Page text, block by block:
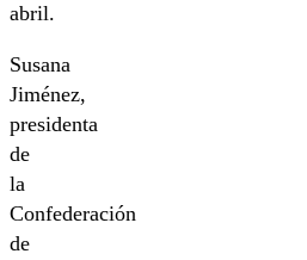
abril.
Susana
Jiménez,
presidenta
de
la
Confederación
de